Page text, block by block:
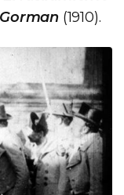
(1910).